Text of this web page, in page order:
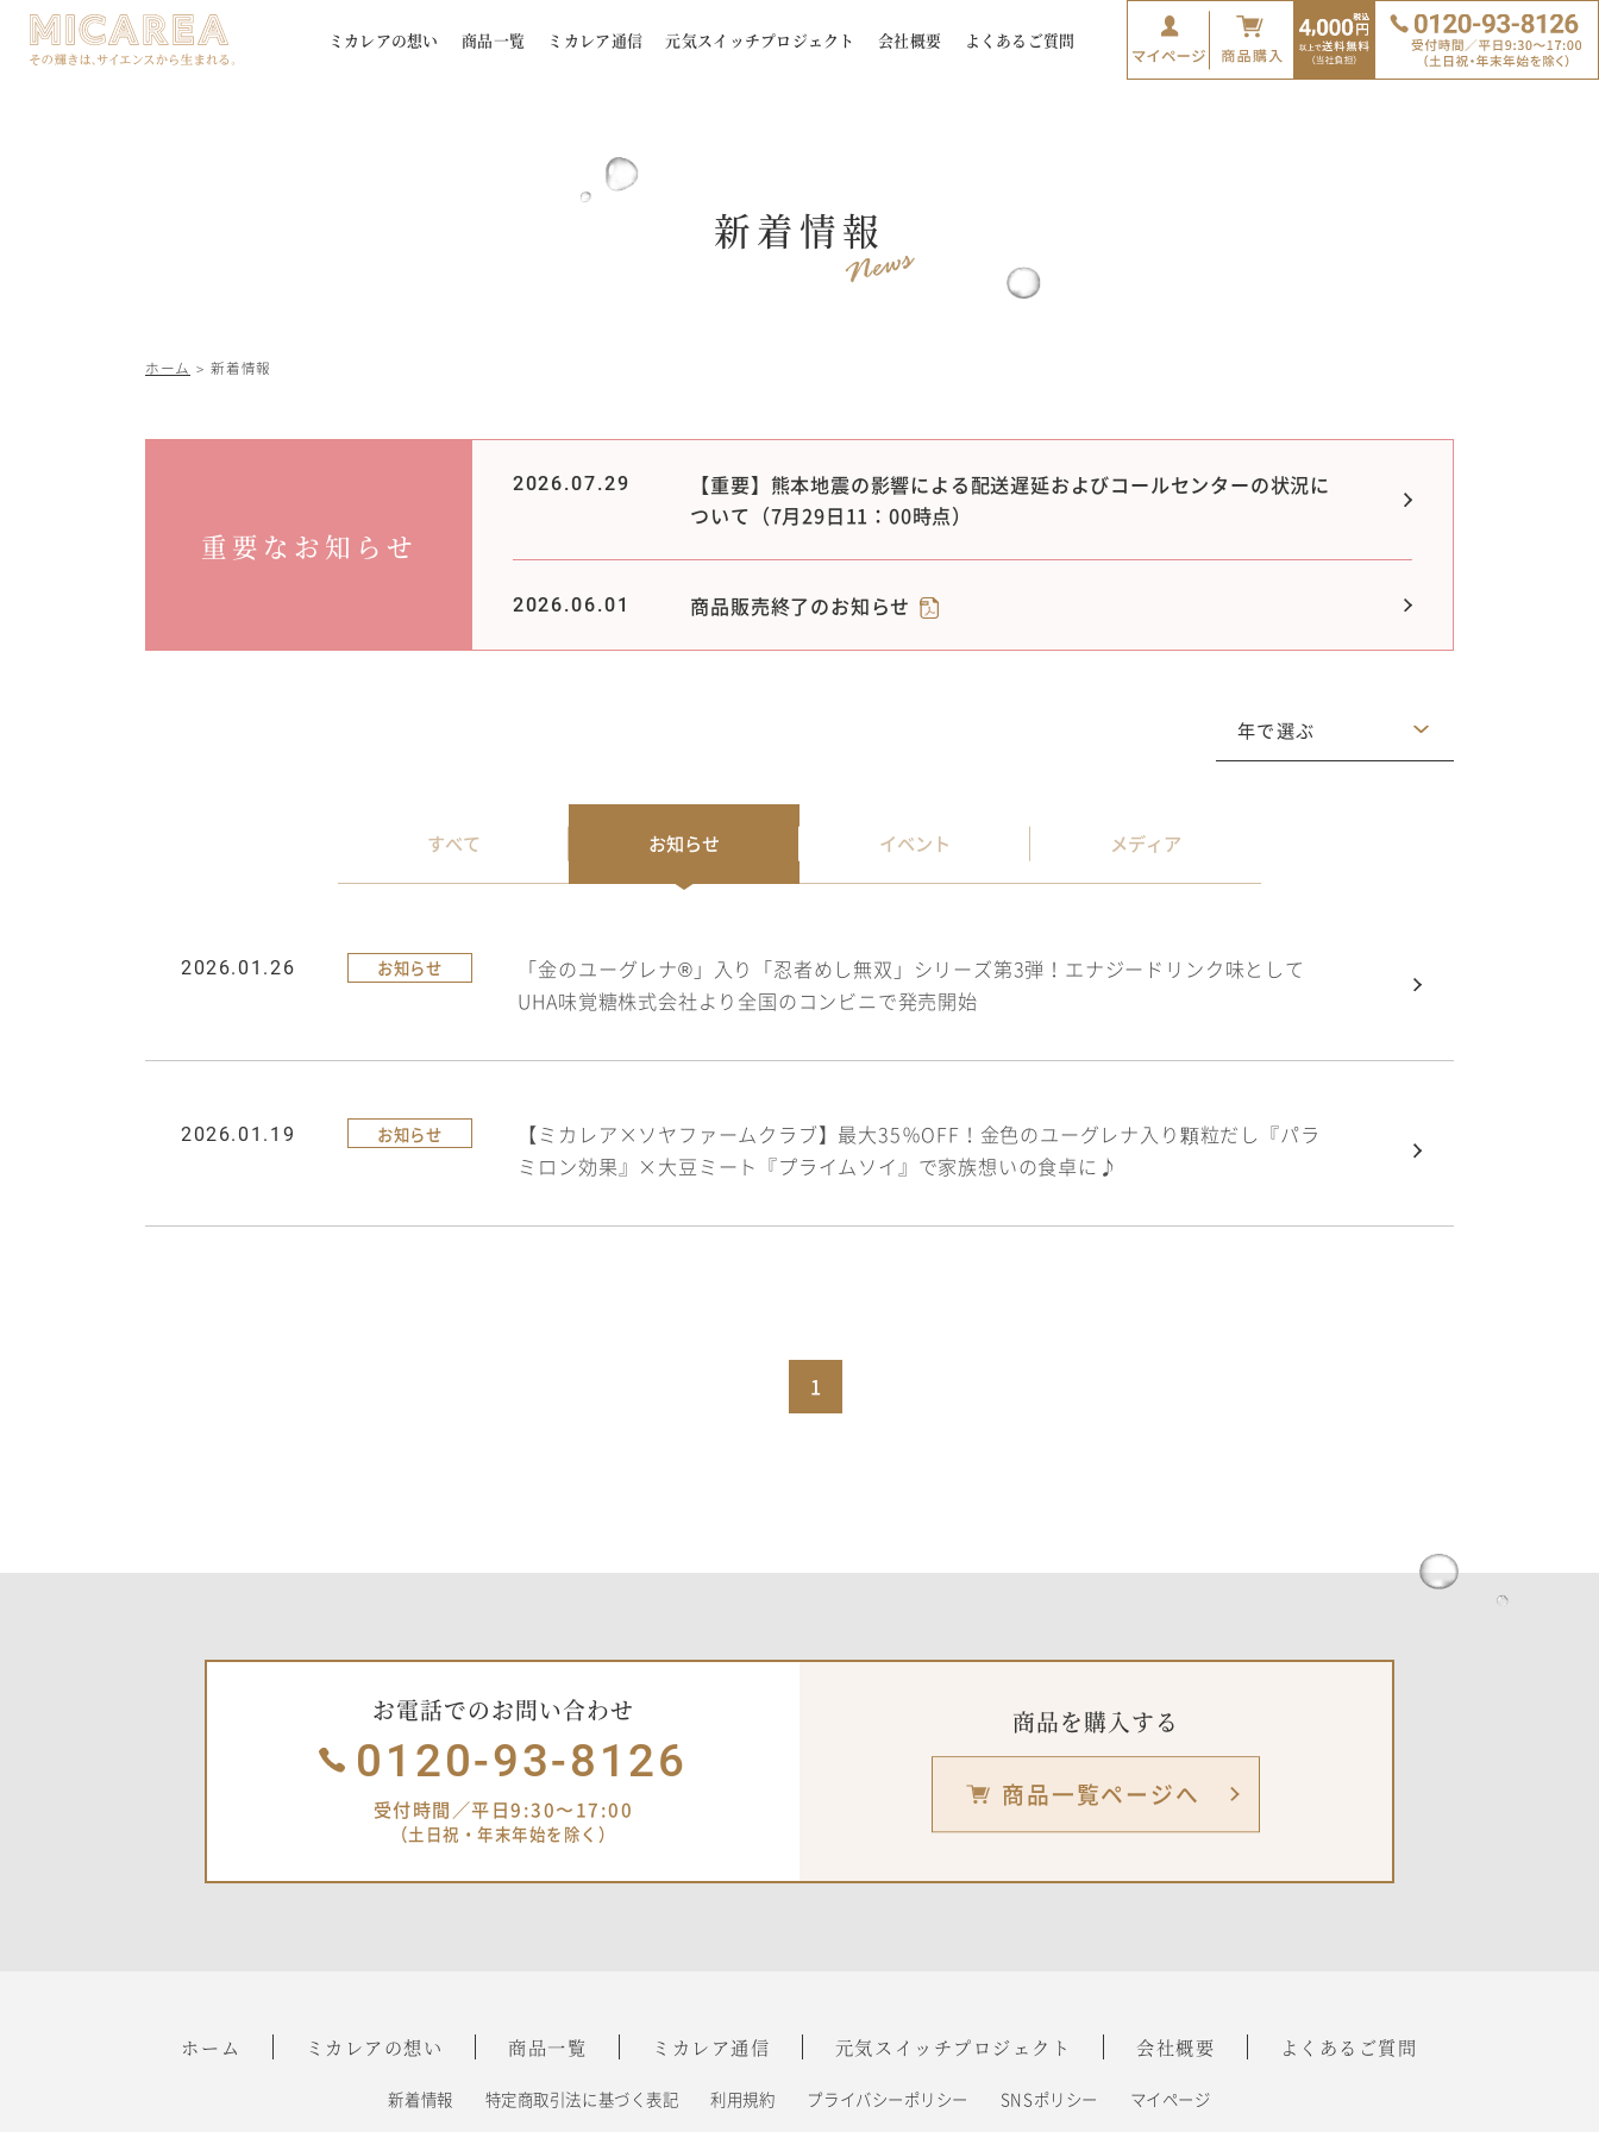
ミカレアの想い 商品一覧 ミカレア通信 元気スイッチプロジェクト 会社概要 よくあるご質問
新着情報
ホーム 新着情報
重要なお知らせ
2026.07.29
【重要】熊本地震の影響による配送遅延およびコールセンターの状況に
ついて（7月29日11：00時点）
2026.06.01 商品販売終了のお知らせ
年で選ぶ
2021
すべて お知らせ イベント メディア
2026.01.26 お知らせ
「金のユーグレナ®」入り「忍者めし無双」シリーズ第3弾！エナジードリンク味として
UHA味覚糖株式会社より全国のコンビニで発売開始
2026.01.19 お知らせ
【ミカレア×ソヤファームクラブ】最大35％OFF！金色のユーグレナ入り顆粒だし『パラ
ミロン効果』×大豆ミート『プライムソイ』で家族想いの食卓に♪
1
お電話でのお問い合わせ
0120-93-8126
受付時間／平日9:30〜17:00
（土日祝・年末年始を除く）
商品を購入する
商品一覧ページへ
ホーム ミカレアの想い 商品一覧 ミカレア通信 元気スイッチプロジェクト 会社概要 よくあるご質問
新着情報 特定商取引法に基づく表記 利用規約 プライバシーポリシー SNSポリシー マイページ